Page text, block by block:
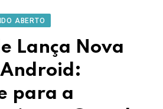
ABERTO
Lança Nova
para a